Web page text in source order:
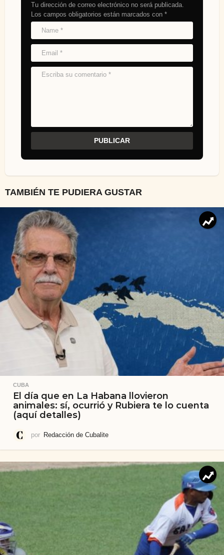
Tu dirección de correo electrónico no será publicada.
Los campos obligatorios están marcados con *
TAMBIÉN TE PUDIERA GUSTAR
CUBA
El día que en La Habana llovieron
animales: sí, ocurrió y Rubiera te lo cuenta
(aquí detalles)
por Redacción de Cubalite